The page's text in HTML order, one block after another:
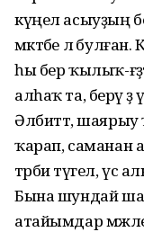
күңел асыуҙың
мәктәбе лә
һы бер ҡылыҡ-
алһаҡ та, берәү
Әлбиттә, шаярыу
ҡарап, са­ма­нан
тәрбиә түгел,
Бына шундай
атайымдар